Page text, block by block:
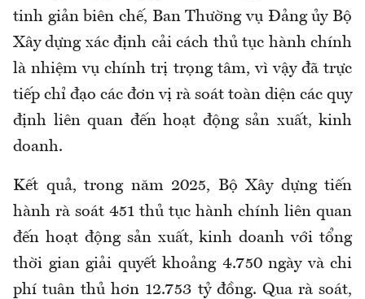
tinh giản biên chế, Ban Thường vụ Đảng ủy Bộ
Xây dựng xác định cải cách thủ tục hành chính
là nhiệm vụ chính trị trọng tâm, vì vậy đã trực
tiếp chỉ đạo các đơn vị rà soát toàn diện các quy
định liên quan đến hoạt động sản xuất, kinh
doanh.
Kết quả, trong năm 2025, Bộ Xây dựng tiến
hành rà soát 451 thủ tục hành chính liên quan
đến hoạt động sản xuất, kinh doanh với tổng
thời gian giải quyết khoảng 4.750 ngày và chi
phí tuân thủ hơn 12.753 tỷ đồng. Qua rà soát,